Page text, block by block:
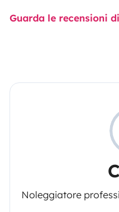
Guarda le recensioni
Noleggiatore